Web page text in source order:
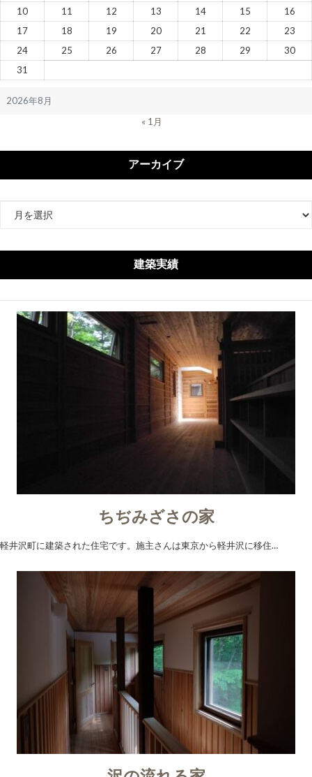
2026年8月
10
11 12 13 14 15
16
17
18 19 20 21 22
23
24
25 26 27 28 29
30
31
« 1月
アーカイブ
イ
建築実績
ちぢみざさの家
軽井沢町に建築された住宅です。施主さんは東京から軽井沢に移住…